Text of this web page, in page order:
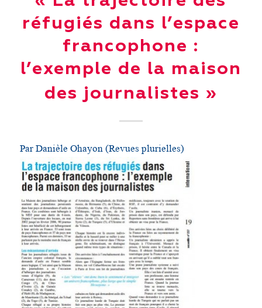
réfugiés dans l’espace
francophone :
l’exemple de la maison
des journalistes »
Par Danièle Ohayon (Revues plurielles)